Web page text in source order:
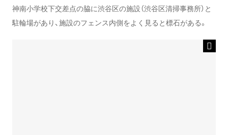
神南小学校下交差点の脇に渋谷区の施設（渋谷区清掃事務所）と
駐輪場があり、施設のフェンス内側をよく見ると標石がある。